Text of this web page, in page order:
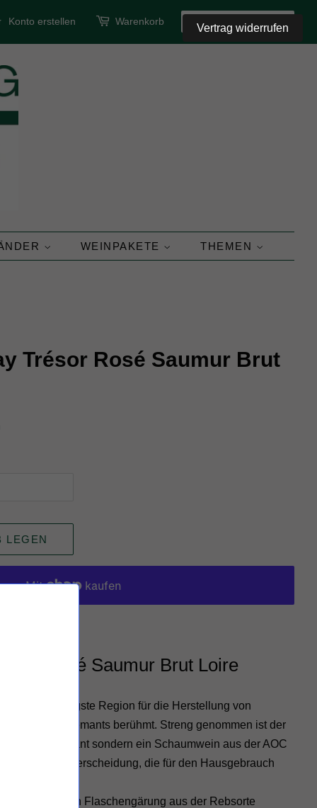
Konto erstellen Warenkorb SUCHEN
WEINPAKETE THEMEN
Trésor Rosé Saumur Brut
LEGEN
Rosé Saumur Brut Loire
die wichtigste Region für die Herstellung von
für ihre Crémants berühmt. Streng genommen ist der
gar kein Crémant sondern ein Schaumwein aus der AOC
eine Unterscheidung, die für den Hausgebrauch
traditionellen Flaschengärung aus der Rebsorte
Vertrag widerrufen